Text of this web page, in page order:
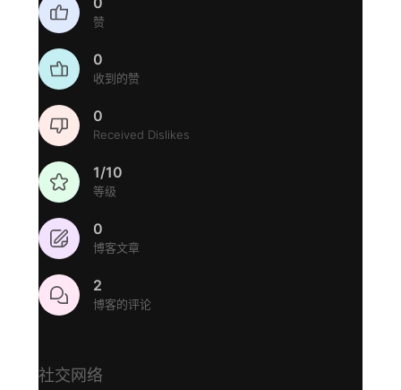
赞
0
收到的赞
0
Received Dislikes
1/10
等级
0
博客文章
2
博客的评论
社交网络